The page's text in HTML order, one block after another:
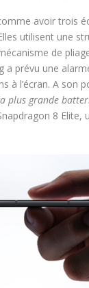
avoir trois
utilisent une
de
a prévu une
à l’écran. A
plus grande
8